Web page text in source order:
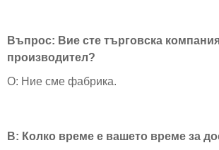
Въпрос: Вие сте търговска
производител?
О: Ние сме фабрика.
В: Колко време е вашето време за